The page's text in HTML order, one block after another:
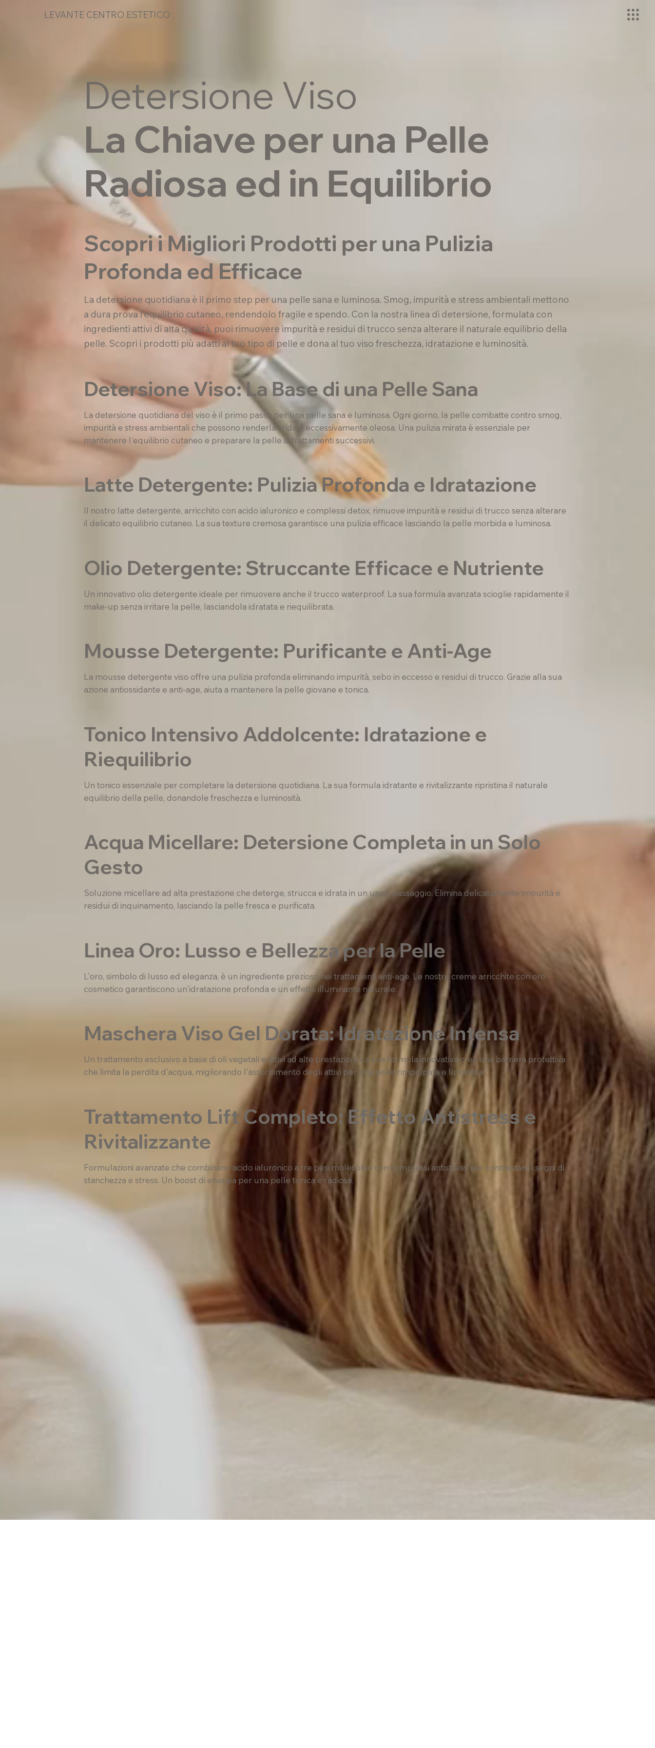
LEVANTE CENTRO ESTETICO
Detersione Viso
La Chiave per una Pelle
Radiosa ed in Equilibrio
Scopri i Migliori Prodotti per una Pulizia
Profonda ed Efficace
La detersione quotidiana è il primo step per una pelle sana e luminosa. Smog, impurità e stress ambientali mettono
a dura prova l’equilibrio cutaneo, rendendolo fragile e spendo. Con la nostra linea di detersione, formulata con
ingredienti attivi di alta qualità, puoi rimuovere impurità e residui di trucco senza alterare il naturale equilibrio della
pelle. Scopri i prodotti più adatti al tuo tipo di pelle e dona al tuo viso freschezza, idratazione e luminosità.
Detersione Viso: La Base di una Pelle Sana
La detersione quotidiana del viso è il primo passo per una pelle sana e luminosa. Ogni giorno, la pelle combatte contro smog,
impurità e stress ambientali che possono renderla arida o eccessivamente oleosa. Una pulizia mirata è essenziale per
mantenere l'equilibrio cutaneo e preparare la pelle ai trattamenti successivi.
Latte Detergente: Pulizia Profonda e Idratazione
Il nostro latte detergente, arricchito con acido ialuronico e complessi detox, rimuove impurità e residui di trucco senza alterare
il delicato equilibrio cutaneo. La sua texture cremosa garantisce una pulizia efficace lasciando la pelle morbida e luminosa.
Olio Detergente: Struccante Efficace e Nutriente
Un innovativo olio detergente ideale per rimuovere anche il trucco waterproof. La sua formula avanzata scioglie rapidamente il
make-up senza irritare la pelle, lasciandola idratata e riequilibrata.
Mousse Detergente: Purificante e Anti-Age
La mousse detergente viso offre una pulizia profonda eliminando impurità, sebo in eccesso e residui di trucco. Grazie alla sua
azione antiossidante e anti-age, aiuta a mantenere la pelle giovane e tonica.
Tonico Intensivo Addolcente: Idratazione e
Riequilibrio
Un tonico essenziale per completare la detersione quotidiana. La sua formula idratante e rivitalizzante ripristina il naturale
equilibrio della pelle, donandole freschezza e luminosità.
Acqua Micellare: Detersione Completa in un Solo
Gesto
Soluzione micellare ad alta prestazione che deterge, strucca e idrata in un unico passaggio. Elimina delicatamente impurità e
residui di inquinamento, lasciando la pelle fresca e purificata.
Linea Oro: Lusso e Bellezza per la Pelle
L'oro, simbolo di lusso ed eleganza, è un ingrediente prezioso nei trattamenti anti-age. Le nostre creme arricchite con oro
cosmetico garantiscono un'idratazione profonda e un effetto illuminante naturale.
Maschera Viso Gel Dorata: Idratazione Intensa
Un trattamento esclusivo a base di oli vegetali e attivi ad alte prestazioni. La sua formula innovativa crea una barriera protettiva
che limita la perdita d'acqua, migliorando l'assorbimento degli attivi per una pelle rimpolpata e luminosa.
Trattamento Lift Completo: Effetto Antistress e
Rivitalizzante
Formulazioni avanzate che combinano acido ialuronico a tre pesi molecolari con complessi antistress per contrastare i segni di
stanchezza e stress. Un boost di energia per una pelle tonica e radiosa.